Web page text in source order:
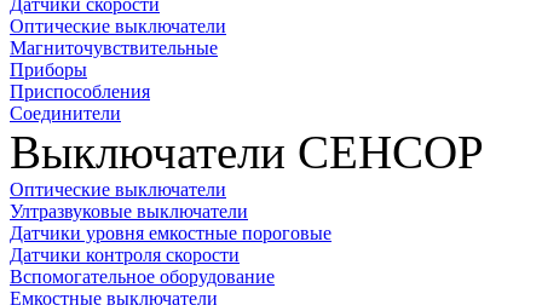
Датчики скорости
Оптические выключатели
Магниточувствительные
Приборы
Приспособления
Соединители
Выключатели СЕНСОР
Оптические выключатели
Ултразвуковые выключатели
Датчики уровня емкостные пороговые
Датчики контроля скорости
Вспомогательное оборудование
Емкостные выключатели